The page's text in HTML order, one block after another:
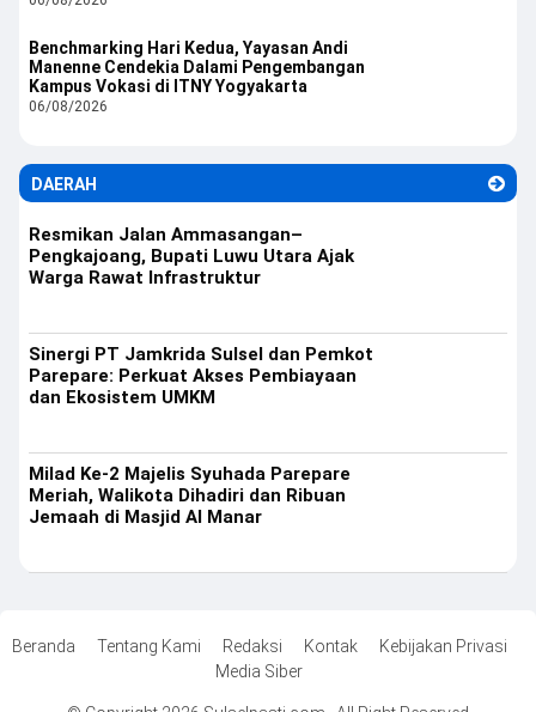
Benchmarking Hari Kedua, Yayasan Andi
Manenne Cendekia Dalami Pengembangan
Kampus Vokasi di ITNY Yogyakarta
06/08/2026
DAERAH
Resmikan Jalan Ammasangan–
Pengkajoang, Bupati Luwu Utara Ajak
Warga Rawat Infrastruktur
Sinergi PT Jamkrida Sulsel dan Pemkot
Parepare: Perkuat Akses Pembiayaan
dan Ekosistem UMKM
Milad Ke-2 Majelis Syuhada Parepare
Meriah, Walikota Dihadiri dan Ribuan
Jemaah di Masjid Al Manar
Beranda Tentang Kami Redaksi Kontak
Kebijakan Privasi
Media Siber